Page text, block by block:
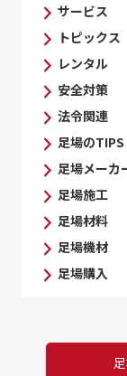
サービス
トピックス
レンタル
安全対策
法令関連
足場のTIPS
足場メーカ
足場施工
足場材料
足場機材
足場購入